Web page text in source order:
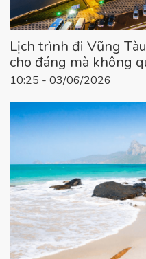
Lịch trình đi Vũng
cho đáng mà không
10:25 - 03/06/2026